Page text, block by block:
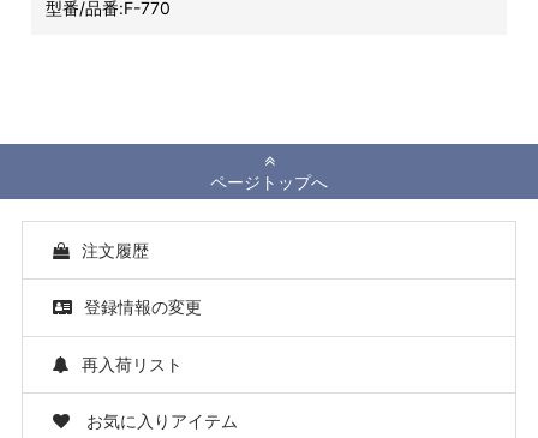
型番/品番:F-770
ページトップへ
注文履歴
登録情報の変更
再入荷リスト
お気に入りアイテム